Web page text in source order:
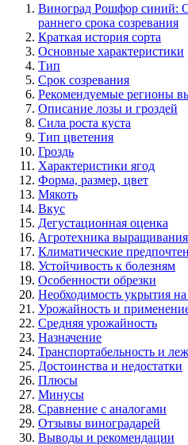
Виноград Рошфор синий:
раннего срока созревания
Краткая история сорта
Основные характеристики
Тип
Срок созревания
Рекомендуемые регионы
Описание лозы и гроздей
Сила роста куста
Тип цветения
Гроздь
Характеристики ягод
Форма, размер, цвет
Мякоть
Вкус
Дегустационная оценка
Агротехника выращивания
Климатические
Устойчивость к болезням
Особенности обрезки
Необходимость укрытия
Урожайность и
Средняя урожайность
Назначение
Транспортабельность и
Достоинства и недостатки
Плюсы
Минусы
Сравнение с аналогами
Отзывы виноградарей
Выводы и рекомендации